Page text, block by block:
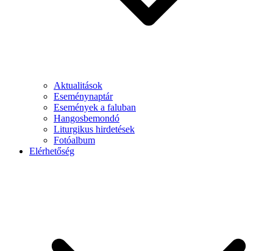
Aktualitások
Eseménynaptár
Események a faluban
Hangosbemondó
Liturgikus hirdetések
Fotóalbum
Elérhetőség